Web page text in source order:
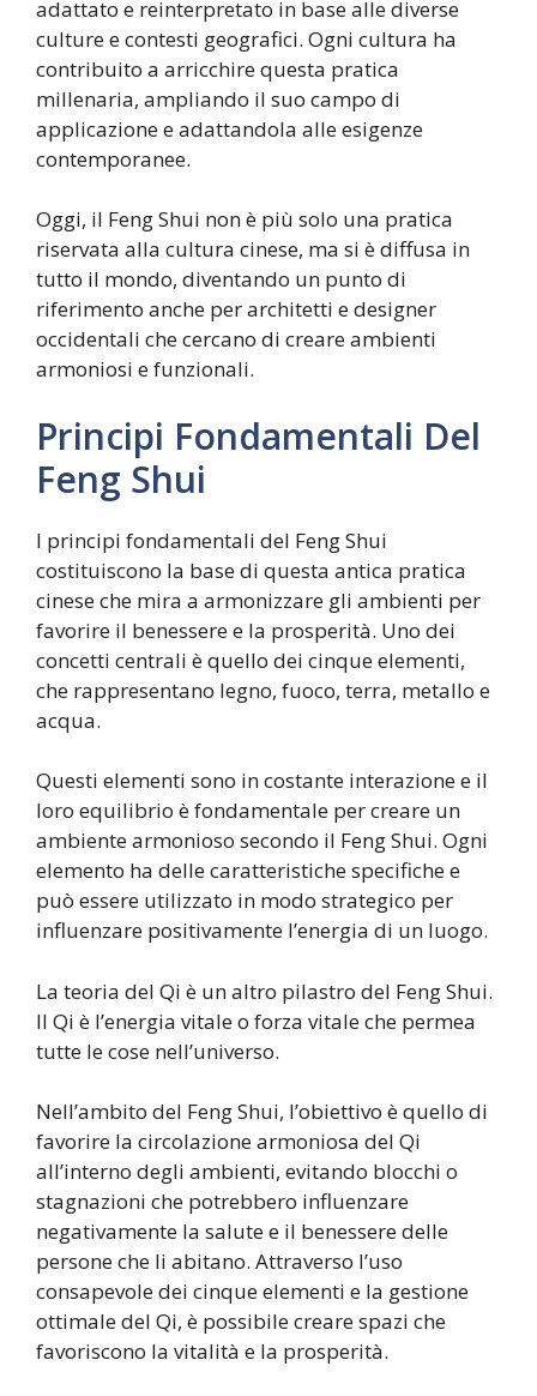
adattato e reinterpretato in base alle diverse
culture e contesti geografici. Ogni cultura ha
contribuito a arricchire questa pratica
millenaria, ampliando il suo campo di
applicazione e adattandola alle esigenze
contemporanee.
Oggi, il Feng Shui non è più solo una pratica
riservata alla cultura cinese, ma si è diffusa in
tutto il mondo, diventando un punto di
riferimento anche per architetti e designer
occidentali che cercano di creare ambienti
armoniosi e funzionali.
Principi Fondamentali Del
Feng Shui
I principi fondamentali del Feng Shui
costituiscono la base di questa antica pratica
cinese che mira a armonizzare gli ambienti per
favorire il benessere e la prosperità. Uno dei
concetti centrali è quello dei cinque elementi,
che rappresentano legno, fuoco, terra, metallo e
acqua.
Questi elementi sono in costante interazione e il
loro equilibrio è fondamentale per creare un
ambiente armonioso secondo il Feng Shui. Ogni
elemento ha delle caratteristiche specifiche e
può essere utilizzato in modo strategico per
influenzare positivamente l’energia di un luogo.
La teoria del Qi è un altro pilastro del Feng Shui.
Il Qi è l’energia vitale o forza vitale che permea
tutte le cose nell’universo.
Nell’ambito del Feng Shui, l’obiettivo è quello di
favorire la circolazione armoniosa del Qi
all’interno degli ambienti, evitando blocchi o
stagnazioni che potrebbero influenzare
negativamente la salute e il benessere delle
persone che li abitano. Attraverso l’uso
consapevole dei cinque elementi e la gestione
ottimale del Qi, è possibile creare spazi che
favoriscono la vitalità e la prosperità.